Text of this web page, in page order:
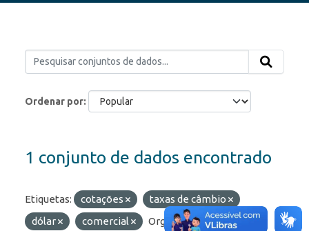
Ordenar por
1 conjunto de dados encontrado
Etiquetas: cotações
taxas de câmbio
dólar
comercial
Organizações: